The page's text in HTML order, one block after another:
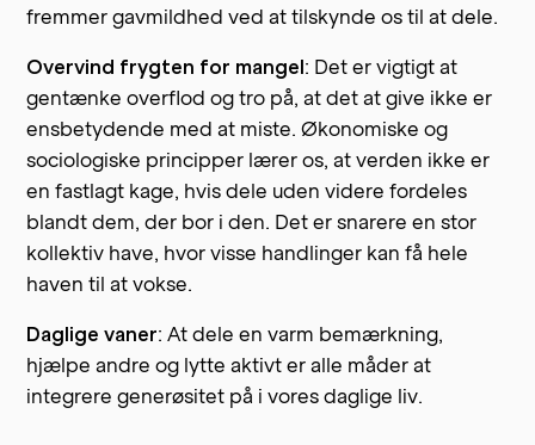
fremmer gavmildhed ved at tilskynde os til at dele.
Overvind frygten for mangel: Det er vigtigt at
gentænke overflod og tro på, at det at give ikke er
ensbetydende med at miste. Økonomiske og
sociologiske principper lærer os, at verden ikke er
en fastlagt kage, hvis dele uden videre fordeles
blandt dem, der bor i den. Det er snarere en stor
kollektiv have, hvor visse handlinger kan få hele
haven til at vokse.
Daglige vaner: At dele en varm bemærkning,
hjælpe andre og lytte aktivt er alle måder at
integrere generøsitet på i vores daglige liv.